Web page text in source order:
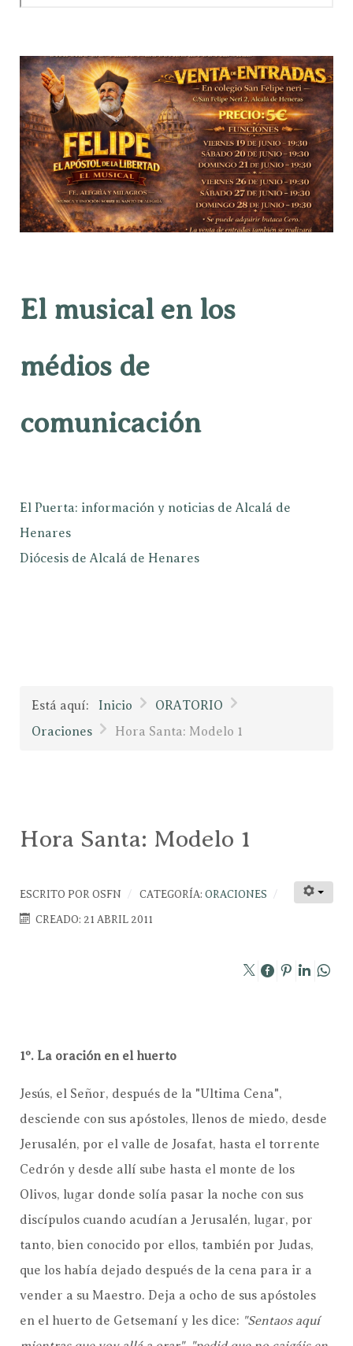
El musical en los
médios de
comunicación
El Puerta: información y noticias de Alcalá de
Henares
Diócesis de Alcalá de Henares
Está aquí: Inicio
ORATORIO
Oraciones
Hora Santa: Modelo 1
Hora Santa: Modelo 1
ESCRITO POR OSFN CATEGORÍA: ORACIONES
CREADO: 21 ABRIL 2011
1º. La oración en el huerto
Jesús, el Señor, después de la "Ultima Cena",
desciende con sus apóstoles, llenos de miedo, desde
Jerusalén, por el valle de Josafat, hasta el torrente
Cedrón y desde allí sube hasta el monte de los
Olivos, lugar donde solía pasar la noche con sus
discípulos cuando acudían a Jerusalén, lugar, por
tanto, bien conocido por ellos, también por Judas,
que los había dejado después de la cena para ir a
vender a su Maestro. Deja a ocho de sus apóstoles
en el huerto de Getsemaní y les dice: "Sentaos aquí